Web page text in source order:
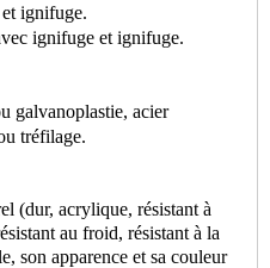
ignifuge.
ignifuge et ignifuge.
galvanoplastie, acier
tréfilage.
(dur, acrylique, résistant à
au froid, résistant à la
son apparence et sa couleur